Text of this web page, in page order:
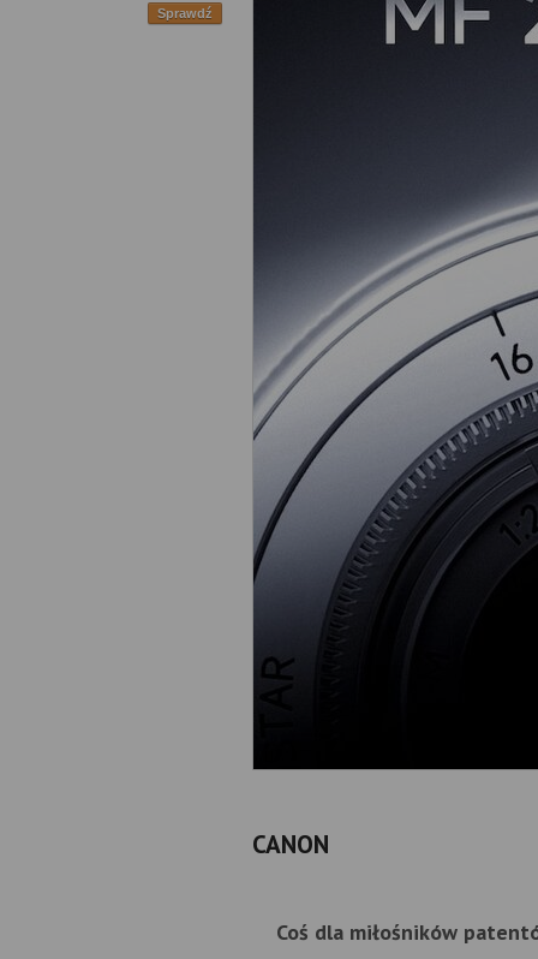
Sprawdź
CANON
Coś dla miłośników